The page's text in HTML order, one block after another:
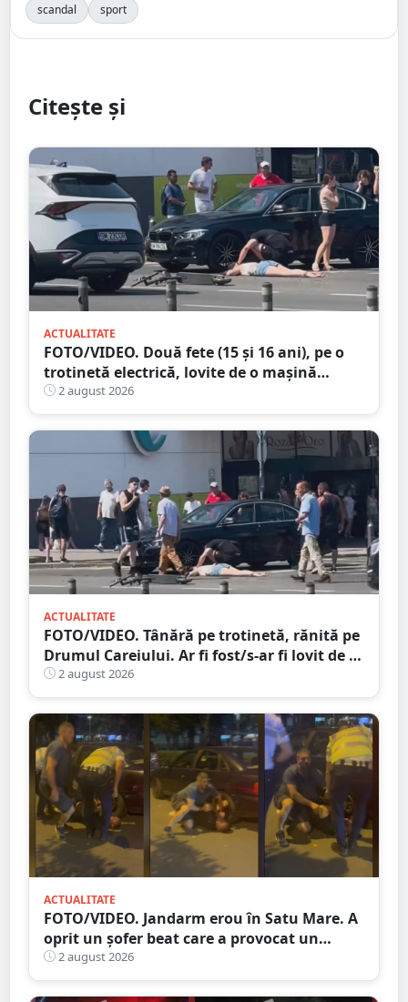
scandal
sport
Citește și
ACTUALITATE
FOTO/VIDEO. Două fete (15 și 16 ani), pe o
trotinetă electrică, lovite de o mașină
trotinetă lângă mall-ul NEPI
2 august 2026
ACTUALITATE
FOTO/VIDEO. Tânără pe trotinetă, rănită pe
Drumul Careiului. Ar fi fost/s-ar fi lovit de o
mașină
2 august 2026
ACTUALITATE
FOTO/VIDEO. Jandarm erou în Satu Mare. A
oprit un șofer beat care a provocat un
accident
2 august 2026